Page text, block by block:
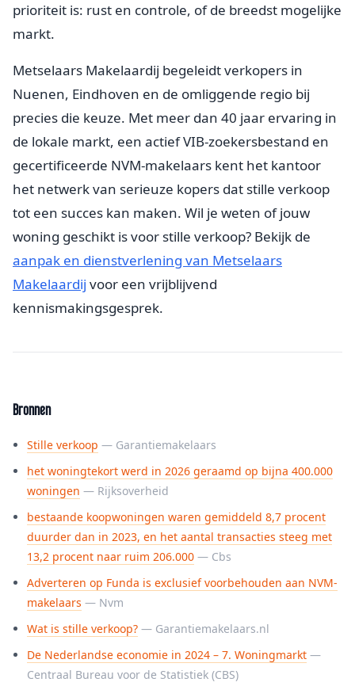
prioriteit is: rust en controle, of de breedst mogelijke
markt.
Metselaars Makelaardij begeleidt verkopers in
Nuenen, Eindhoven en de omliggende regio bij
precies die keuze. Met meer dan 40 jaar ervaring in
de lokale markt, een actief VIB-zoekersbestand en
gecertificeerde NVM-makelaars kent het kantoor
het netwerk van serieuze kopers dat stille verkoop
tot een succes kan maken. Wil je weten of jouw
woning geschikt is voor stille verkoop? Bekijk de
aanpak en dienstverlening van Metselaars
Makelaardij voor een vrijblijvend
kennismakingsgesprek.
Bronnen
Stille verkoop — Garantiemakelaars
het woningtekort werd in 2026 geraamd op bijna 400.000
woningen — Rijksoverheid
bestaande koopwoningen waren gemiddeld 8,7 procent
duurder dan in 2023, en het aantal transacties steeg met
13,2 procent naar ruim 206.000 — Cbs
Adverteren op Funda is exclusief voorbehouden aan NVM-
makelaars — Nvm
Wat is stille verkoop? — Garantiemakelaars.nl
De Nederlandse economie in 2024 – 7. Woningmarkt —
Centraal Bureau voor de Statistiek (CBS)